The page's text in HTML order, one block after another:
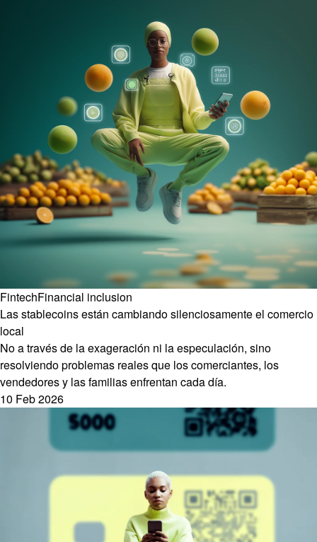
FintechFinancial inclusion
Las stablecoins están cambiando silenciosamente el comercio
local
No a través de la exageración ni la especulación, sino
resolviendo problemas reales que los comerciantes, los
vendedores y las familias enfrentan cada día.
10 Feb 2026